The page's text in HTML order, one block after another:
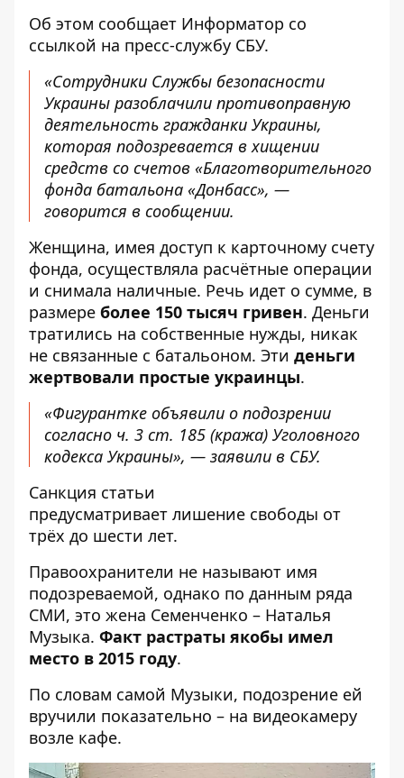
Об этом сообщает Информатор со
ссылкой на пресс-службу СБУ.
«Сотрудники Службы безопасности
Украины разоблачили противоправную
деятельность гражданки Украины,
которая подозревается в хищении
средств со счетов «Благотворительного
фонда батальона «Донбасс», —
говорится в сообщении.
Женщина, имея доступ к карточному счету
фонда, осуществляла расчётные операции
и снимала наличные. Речь идет о сумме, в
размере более 150 тысяч гривен. Деньги
тратились на собственные нужды, никак
не связанные с батальоном. Эти деньги
жертвовали простые украинцы.
«Фигурантке объявили о подозрении
согласно ч. 3 ст. 185 (кража) Уголовного
кодекса Украины», — заявили в СБУ.
Санкция статьи
предусматривает лишение свободы от
трёх до шести лет.
Правоохранители не называют имя
подозреваемой, однако по данным ряда
СМИ, это жена Семенченко – Наталья
Музыка. Факт растраты якобы имел
место в 2015 году.
По словам самой Музыки, подозрение ей
вручили показательно – на видеокамеру
возле кафе.